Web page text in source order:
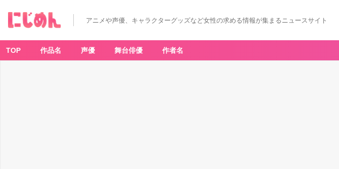
アニメや声優、キャラクターグッズなど女性の求める情報が集まるニュースサイト
TOP 作品名 声優 舞台俳優 作者名